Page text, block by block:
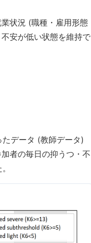
状況 (職種・雇用形態
安が低い状態を維持で
データ (教師データ)
者の毎日の抑うつ・不